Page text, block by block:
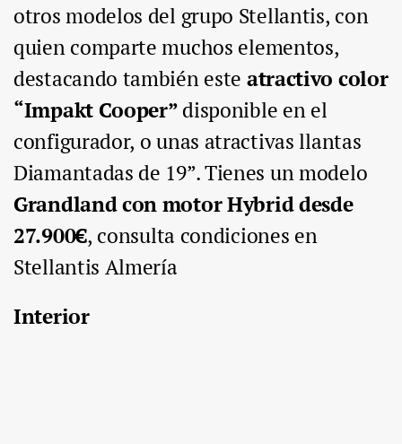
otros modelos del grupo Stellantis, con
quien comparte muchos elementos,
destacando también este atractivo color
“Impakt Cooper”disponible en el
configurador, o unas atractivas llantas
Diamantadas de 19”. Tienes un modelo
Grandland con motor Hybriddesde
27.900€, consulta condiciones en
Stellantis Almería
Interior